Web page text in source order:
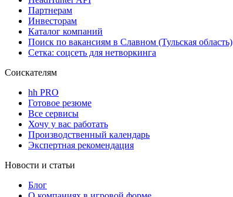
Партнерам
Инвесторам
Каталог компаний
Поиск по вакансиям в Славном (Тульская область)
Сетка: соцсеть для нетворкинга
Соискателям
hh PRO
Готовое резюме
Все сервисы
Хочу у вас работать
Производственный календарь
Экспертная рекомендация
Новости и статьи
Блог